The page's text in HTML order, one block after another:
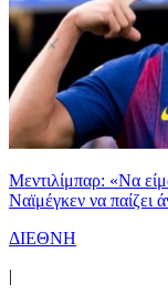
Μεντιλίμπαρ: «Να
Ναϊμέγκεν να παίζει
ΔΙΕΘΝΗ
|